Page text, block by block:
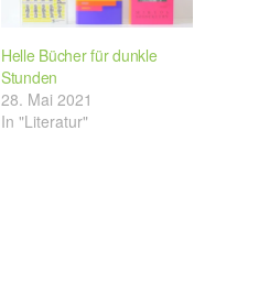
Helle Bücher für dunkle
Stunden
28. Mai 2021
In "Literatur"